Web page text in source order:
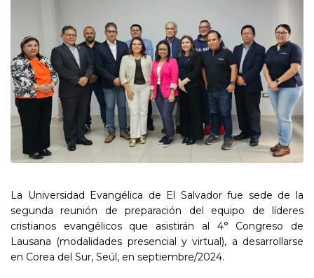
La Universidad Evangélica de El Salvador fue sede de la
segunda reunión de preparación del equipo de líderes
cristianos evangélicos que asistirán al 4° Congreso de
Lausana (modalidades presencial y virtual), a desarrollarse
en Corea del Sur, Seúl, en septiembre/2024.